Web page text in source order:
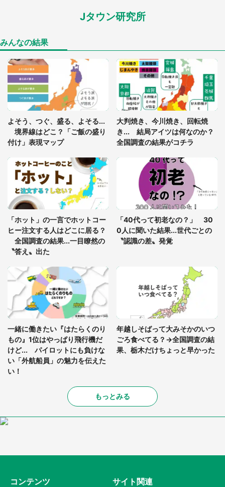
あまりにも四角すぎる猫、激写される 「これもう
「閉所恐怖症の私は新幹線で大パニック。隣席の青
年に『手を繋いで』とお願いしたら...」 体験談に
8万人感動
グっちゃってた〝野生の野菜〟に6.5万人戦慄
「○○がない街に住んでいます」住人の呟きに30万
人驚がく 何が存在しないか、あなたはわかる？
「修学旅行に途中参加する娘を送って行ったら、真
っ暗な道で遭難状態。なんとか見つけた民家に助け
を求めると、住人の男性が...」
Jタウン研究所
みんなの結果
よそう、つぐ、盛る、よそる...
境界線はどこ？「ご飯の盛り
付け」表現マップ
大判焼き、今川焼き、回転焼
き... 結局アイツは何なのか？
全国調査の結果がコチラ
「ホット」の一言でホットコー
ヒー注文する人はどこに居る？
全国調査の結果...一目瞭然の
〝答え〟出た
「40代って初老なの？」 30
0人に聞いた結果...世代ごとの
〝認識の差〟発覚
一緒に働きたい『はたらくのり
もの』1位はやっぱり飛行機だ
けど... パイロットにも負けな
い「外航船員」の魅力を伝えた
い！
年越しそばって大みそかのいつ
ごろ食べてる？→全国調査の結
果、栃木だけちょっと早かった
もっとみる
コンテンツ サイト関連